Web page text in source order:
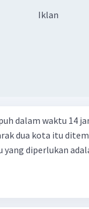
Iklan
dalam waktu 14
dua kota itu
adalah .... a. 9 jam b. 12